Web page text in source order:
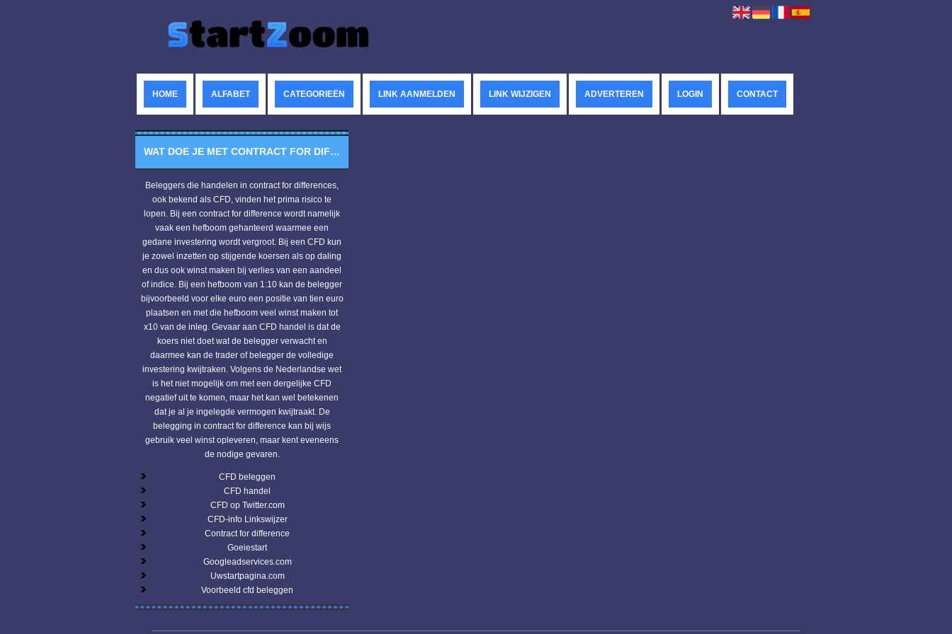
HOME ALFABET CATEGORIEËN LINK AANMELDEN LINK WIJZIGEN ADVERTEREN LOGIN CONTACT
WAT DOE JE MET CONTRACT FOR DIFFERENCE
Beleggers die handelen in contract for differences,
ook bekend als CFD, vinden het prima risico te
lopen. Bij een contract for difference wordt namelijk
vaak een hefboom gehanteerd waarmee een
gedane investering wordt vergroot. Bij een CFD kun
je zowel inzetten op stijgende koersen als op daling
en dus ook winst maken bij verlies van een aandeel
of indice. Bij een hefboom van 1:10 kan de belegger
bijvoorbeeld voor elke euro een positie van tien euro
plaatsen en met die hefboom veel winst maken tot
x10 van de inleg. Gevaar aan CFD handel is dat de
koers niet doet wat de belegger verwacht en
daarmee kan de trader of belegger de volledige
investering kwijtraken. Volgens de Nederlandse wet
is het niet mogelijk om met een dergelijke CFD
negatief uit te komen, maar het kan wel betekenen
dat je al je ingelegde vermogen kwijtraakt. De
belegging in contract for difference kan bij wijs
gebruik veel winst opleveren, maar kent eveneens
de nodige gevaren.
CFD beleggen
CFD handel
CFD op Twitter.com
CFD-info Linkswijzer
Contract for difference
Goeiestart
Googleadservices.com
Uwstartpagina.com
Voorbeeld cfd beleggen